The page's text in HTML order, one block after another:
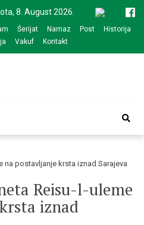
8. August 2026.
Šerijat Namaz Post
Historija
Vakuf Kontakt
Bijeljina
na postavljanje krsta iznad Sarajeva
Reisu-l-uleme
iznad